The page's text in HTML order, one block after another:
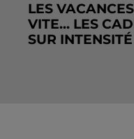
LES
VITE... LES
SUR